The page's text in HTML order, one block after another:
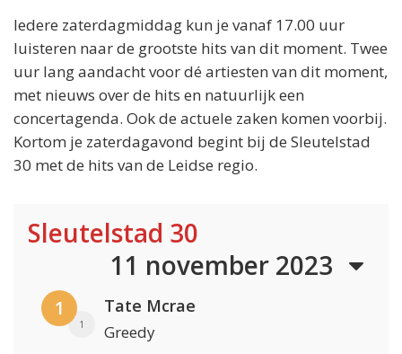
Iedere zaterdagmiddag kun je vanaf 17.00 uur
luisteren naar de grootste hits van dit moment. Twee
uur lang aandacht voor dé artiesten van dit moment,
met nieuws over de hits en natuurlijk een
concertagenda. Ook de actuele zaken komen voorbij.
Kortom je zaterdagavond begint bij de Sleutelstad
30 met de hits van de Leidse regio.
Sleutelstad 30
11 november 2023
1
1
Tate Mcrae
Greedy